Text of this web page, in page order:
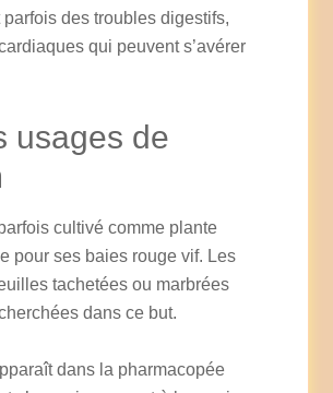
parfois des troubles digestifs,
qui peuvent s’avérer
usages de
cultivé comme plante
pour ses baies rouge vif. Les
tachetées ou marbrées
dans ce but.
dans la pharmacopée